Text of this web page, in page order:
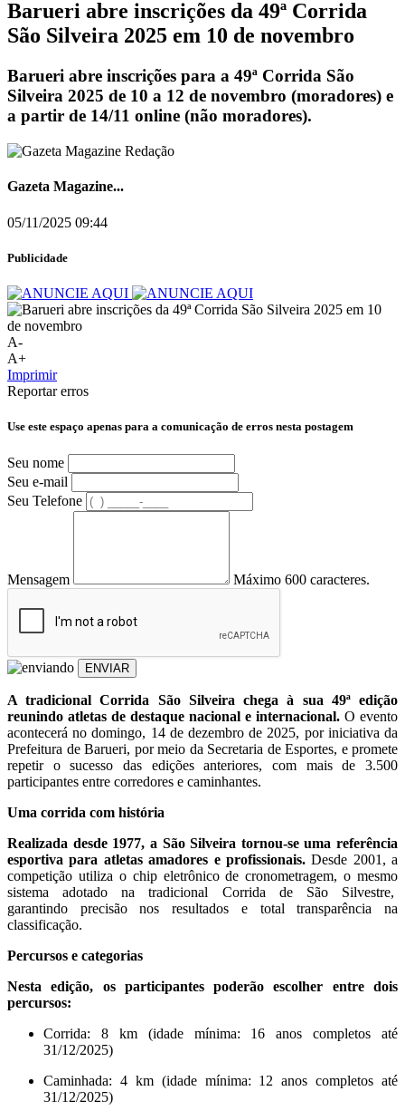
Barueri abre inscrições da 49ª Corrida
São Silveira 2025 em 10 de novembro
Barueri abre inscrições para a 49ª Corrida São
Silveira 2025 de 10 a 12 de novembro (moradores) e
a partir de 14/11 online (não moradores).
Gazeta Magazine...
05/11/2025 09:44
Publicidade
A-
A+
Imprimir
Reportar erros
Use este espaço apenas para a comunicação de erros nesta postagem
Seu nome
Seu e-mail
Seu Telefone
Mensagem Máximo 600 caracteres.
ENVIAR
A tradicional Corrida São Silveira chega à sua 49ª edição
reunindo atletas de destaque nacional e internacional. O evento
acontecerá no domingo, 14 de dezembro de 2025, por iniciativa da
Prefeitura de Barueri, por meio da Secretaria de Esportes, e promete
repetir o sucesso das edições anteriores, com mais de 3.500
participantes entre corredores e caminhantes.
Uma corrida com história
Realizada desde 1977, a São Silveira tornou-se uma referência
esportiva para atletas amadores e profissionais.Desde 2001, a
competição utiliza o chip eletrônico de cronometragem, o mesmo
sistema adotado na tradicional Corrida de São Silvestre,
garantindo precisão nos resultados e total transparência na
classificação.
Percursos e categorias
Nesta edição, os participantes poderão escolher entre dois
percursos:
Corrida: 8 km (idade mínima: 16 anos completos até
31/12/2025)
Caminhada: 4 km (idade mínima: 12 anos completos até
31/12/2025)